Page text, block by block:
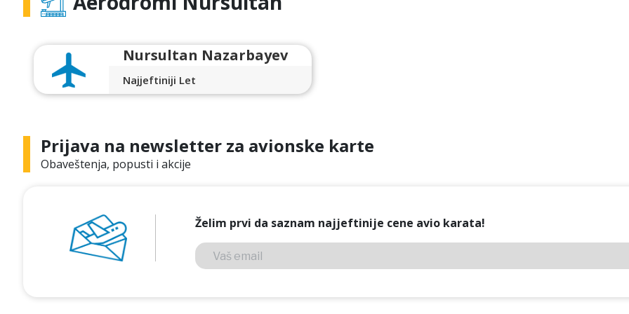
Nursultan Nazarbayev
Najjeftiniji Let
Prijava na newsletter za avionske karte
Obaveštenja, popusti i akcije
Želim prvi da saznam najjeftinije cene avio karata!